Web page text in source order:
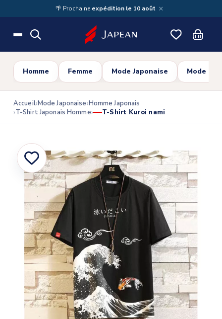
Skip to main content🌴 Prochaine expédition le 10 août ×
Homme Femme Mode Japonaise Mode
Accueil Mode Japonaise Homme Japonais
T-Shirt Japonais Homme
T-Shirt Kuroi nami